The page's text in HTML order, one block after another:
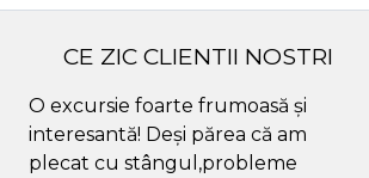
CE ZIC CLIENTII NOSTRI
O excursie foarte frumoasă și
interesantă! Deși părea că am
plecat cu stângul,probleme